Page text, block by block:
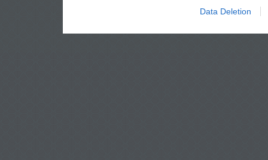
Data Deletion